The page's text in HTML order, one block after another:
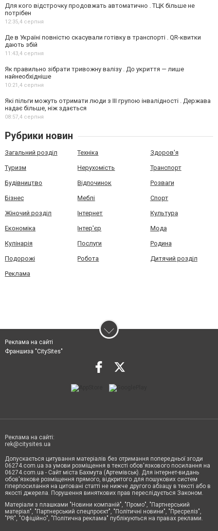
Для кого відстрочку продовжать автоматично . ТЦК більше не
потрібен
12:35,4 серпня
Де в Україні повністю скасували готівку в транспорті . QR-квитки
дають збій
11:43,4 серпня
Як правильно зібрати тривожну валізу . До укриття — лише
найнеобхідніше
10:21,4 серпня
Які пільги можуть отримати люди з III групою інвалідності . Держава
надає більше, ніж здається
08:57,4 серпня
Рубрики новин
Загальний розділ Техніка Здоров'я
Туризм Нерухомість Транспорт
Будівництво Відпочинок Розваги
Бізнес Меблі Спорт
Жіночий розділ Інтернет Культура
Економіка Інтер'єр Мода
Кулінарія Послуги Родина
Подорожі Робота Дитячий розділ
Реклама
Реклама на сайті
Франшиза "CitySites"
Реклама на сайті:
rek@citysites.ua
Допускається цитування матеріалів без отримання попередньої згоди
06274.com.ua за умови розміщення в тексті обов'язкового посилання на
06274.com.ua - Сайт міста Бахмута (Артемівськ). Для інтернет-видань
обов'язкове розміщення прямого, відкритого для пошукових систем
гіперпосилання на цитовані статті не нижче другого абзацу в тексті або в
якості джерела. Порушення виняткових прав переслідується Законом.
Матеріали з плашками "Новини компаній", "Промо", "Партнерський
матеріал", "Партнерський спецпроєкт", "Політичні новини", "Пресреліз",
"PR", "Офіційно", "Політична реклама" публікуються на правах реклами.